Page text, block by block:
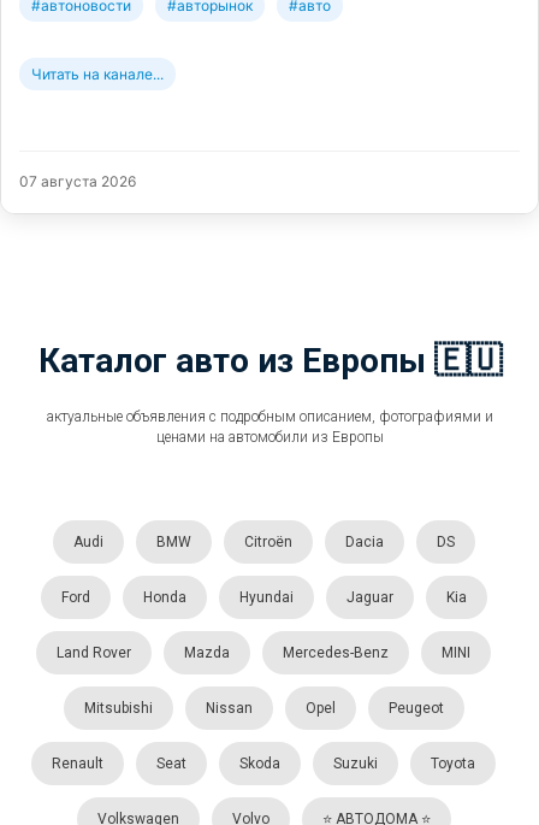
#автоновости #авторынок #авто
Читать на канале...
07 августа 2026
Каталог авто из Европы 🇪🇺
актуальные объявления с подробным описанием, фотографиями и
ценами на автомобили из Европы
Audi BMW Citroën Dacia DS
Ford Honda Hyundai Jaguar Kia
Land Rover Mazda Mercedes-Benz MINI
Mitsubishi Nissan Opel Peugeot
Renault Seat Skoda Suzuki Toyota
Volkswagen Volvo ⭐️ АВТОДОМА ⭐️